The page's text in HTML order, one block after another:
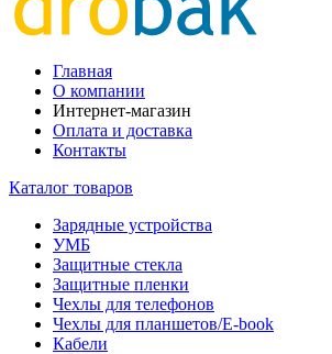
Главная
О компании
Интернет-магазин
Оплата и доставка
Контакты
Каталог товаров
Зарядные устройства
УМБ
Защитные стекла
Защитные пленки
Чехлы для телефонов
Чехлы для планшетов/E-book
Кабели